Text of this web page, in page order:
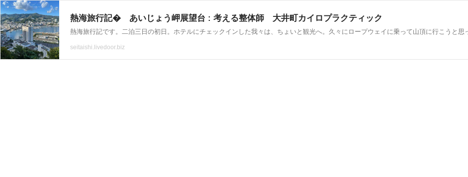
熱海旅行記� あいじょう岬展望台 : 考える整体師 大井町カイロプラクティック
seitaishi.livedoor.biz